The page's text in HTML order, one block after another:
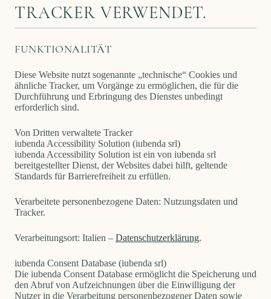
TRACKER VERWENDET.
FUNKTIONALITÄT
Diese Website nutzt sogenannte „technische“ Cookies und
ähnliche Tracker, um Vorgänge zu ermöglichen, die für die
Durchführung und Erbringung des Dienstes unbedingt
erforderlich sind.
Von Dritten verwaltete Tracker
iubenda Accessibility Solution (iubenda srl)
iubenda Accessibility Solution ist ein von iubenda srl
bereitgestellter Dienst, der Websites dabei hilft, geltende
Standards für Barrierefreiheit zu erfüllen.
Verarbeitete personenbezogene Daten: Nutzungsdaten und
Tracker.
Verarbeitungsort: Italien – Datenschutzerklärung.
iubenda Consent Database (iubenda srl)
Die iubenda Consent Database ermöglicht die Speicherung und
den Abruf von Aufzeichnungen über die Einwilligung der
Nutzer in die Verarbeitung personenbezogener Daten sowie